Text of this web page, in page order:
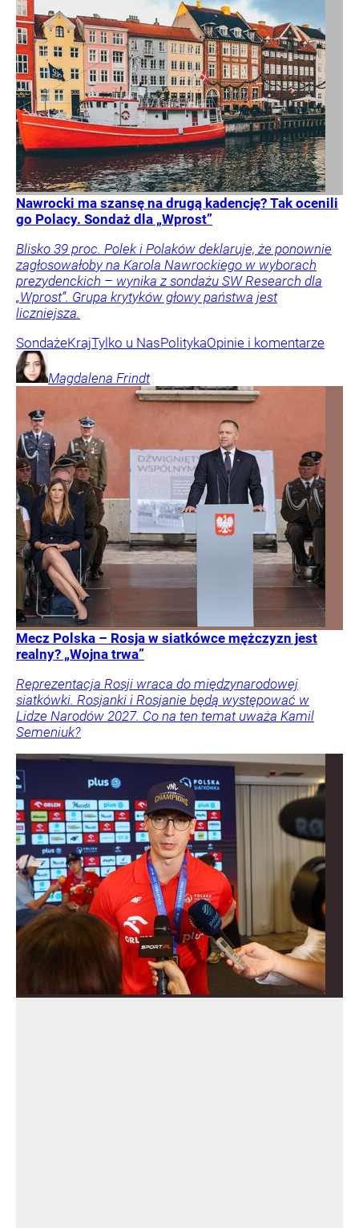
Nawrocki ma szansę na drugą kadencję? Tak ocenili
go Polacy. Sondaż dla „Wprost”
Blisko 39 proc. Polek i Polaków deklaruje, że ponownie
zagłosowałoby na Karola Nawrockiego w wyborach
prezydenckich – wynika z sondażu SW Research dla
„Wprost”. Grupa krytyków głowy państwa jest
liczniejsza.
SondażeKrajTylko u NasPolitykaOpinie i komentarze
Magdalena Frindt
Mecz Polska – Rosja w siatkówce mężczyzn jest
realny? „Wojna trwa”
Reprezentacja Rosji wraca do międzynarodowej
siatkówki. Rosjanki i Rosjanie będą występować w
Lidze Narodów 2027. Co na ten temat uważa Kamil
Semeniuk?